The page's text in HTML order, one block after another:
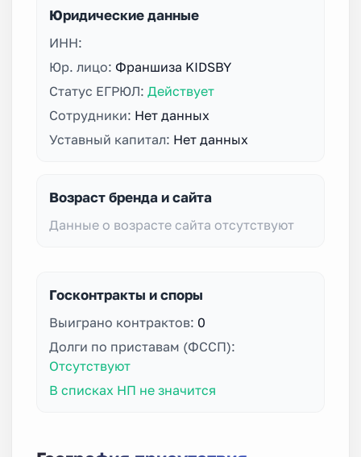
Юридические данные
ИНН:
Юр. лицо: Франшиза KIDSBY
Статус ЕГРЮЛ: Действует
Сотрудники: Нет данных
Уставный капитал: Нет данных
Возраст бренда и сайта
Данные о возрасте сайта отсутствуют
Госконтракты и споры
Выиграно контрактов: 0
Долги по приставам (ФССП):
Отсутствуют
В списках НП не значится